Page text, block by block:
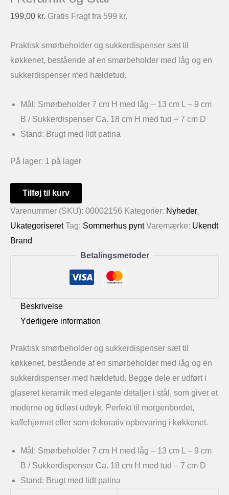
199,00 kr. Gratis Fragt fra 599 kr.
Praktisk smørbeholder og sukkerdispenser sæt til
køkkenet, bestående af en smørbeholder med låg og en
sukkerdispenser med hældetud.
Mål: Smørbeholder 7 cm H med låg – 13 cm L – 9 cm
B / Sukkerdispenser Ca. 18 cm H med tud – 7 cm D
Stand: Brugt med lidt patina
På lager: 1 på lager
Smørbeholder
og
Tilføj til kurv
Varenummer (SKU): 00002156 Kategorier: Nyheder,
Ukategoriseret Tag: Sommerhus pynt Varemærke: Ukendt
Brand
Betalingsmetoder
Beskrivelse
Yderligere information
Praktisk smørbeholder og sukkerdispenser sæt til
køkkenet, bestående af en smørbeholder med låg og en
sukkerdispenser med hældetud. Begge dele er udført i
glaseret keramik med elegante detaljer i stål, som giver et
moderne og tidløst udtryk. Perfekt til morgenbordet,
kaffehjørnet eller som dekorativ opbevaring i køkkenet.
Mål: Smørbeholder 7 cm H med låg – 13 cm L – 9 cm
B / Sukkerdispenser Ca. 18 cm H med tud – 7 cm D
Stand: Brugt med lidt patina